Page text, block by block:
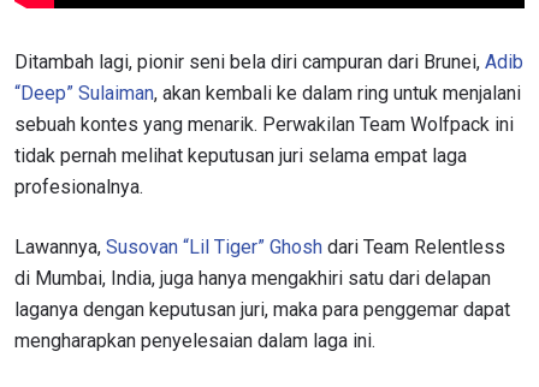
Ditambah lagi, pionir seni bela diri campuran dari Brunei, Adib
“Deep” Sulaiman, akan kembali ke dalam ring untuk menjalani
sebuah kontes yang menarik. Perwakilan Team Wolfpack ini
tidak pernah melihat keputusan juri selama empat laga
profesionalnya.
Lawannya, Susovan “Lil Tiger” Ghosh dari Team Relentless
di Mumbai, India, juga hanya mengakhiri satu dari delapan
laganya dengan keputusan juri, maka para penggemar dapat
mengharapkan penyelesaian dalam laga ini.